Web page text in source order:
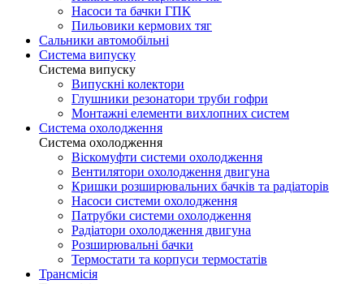
Насоси та бачки ГПК
Пильовики кермових тяг
Сальники автомобільні
Система випуску
Система випуску
Випускні колектори
Глушники резонатори труби гофри
Монтажні елементи вихлопних систем
Система охолодження
Система охолодження
Віскомуфти системи охолодження
Вентилятори охолодження двигуна
Кришки розширювальних бачків та радіаторів
Насоси системи охолодження
Патрубки системи охолодження
Радіатори охолодження двигуна
Розширювальні бачки
Термостати та корпуси термостатів
Трансмісія